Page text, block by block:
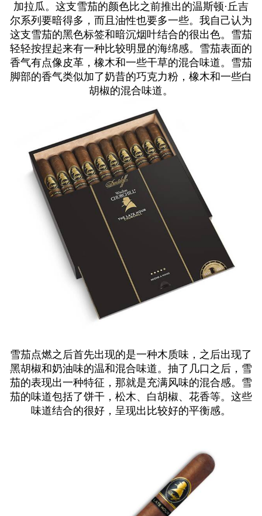
加拉瓜。这支雪茄的颜色比之前推出的温斯顿·丘吉
尔系列要暗得多，而且油性也要多一些。我自己认为
这支雪茄的黑色标签和暗沉烟叶结合的很出色。雪茄
轻轻按捏起来有一种比较明显的海绵感。雪茄表面的
香气有点像皮革，橡木和一些干草的混合味道。雪茄
脚部的香气类似加了奶昔的巧克力粉，橡木和一些白
胡椒的混合味道。
雪茄点燃之后首先出现的是一种木质味，之后出现了
黑胡椒和奶油味的温和混合味道。抽了几口之后，雪
茄的表现出一种特征，那就是充满风味的混合感。雪
茄的味道包括了饼干，松木、白胡椒、花香等。这些
味道结合的很好，呈现出比较好的平衡感。